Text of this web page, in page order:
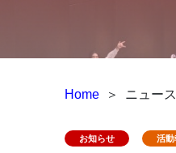
Home ＞ ニュース